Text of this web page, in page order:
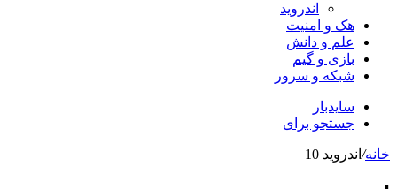
اندروید
هک و امنیت
علم و دانش
بازی و گیم
شبکه و سرور
سایدبار
جستجو برای
خانه/ اندروید 10